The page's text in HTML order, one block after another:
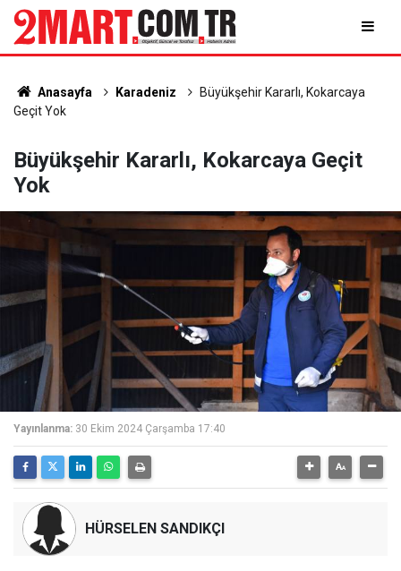
Anasayfa Karadeniz
Büyükşehir Kararlı, Kokarcaya
Geçit Yok
Büyükşehir Kararlı, Kokarcaya Geçit
Yok
Yayınlanma: 30 Ekim 2024 Çarşamba 17:40
HÜRSELEN SANDIKÇI